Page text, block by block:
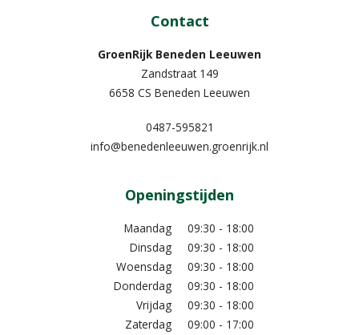
Contact
GroenRijk Beneden Leeuwen​
Zandstraat 149
6658 CS Beneden Leeuwen
0487-595821
info@benedenleeuwen.groenrijk.nl
Openingstijden
Maandag
09:30 - 18:00
Dinsdag
09:30 - 18:00
Woensdag
09:30 - 18:00
Donderdag
09:30 - 18:00
Vrijdag
09:30 - 18:00
Zaterdag
09:00 - 17:00